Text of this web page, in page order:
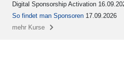
Digital Sponsorship Activation
So findet man Sponsoren 17.09.2026
mehr Kurse